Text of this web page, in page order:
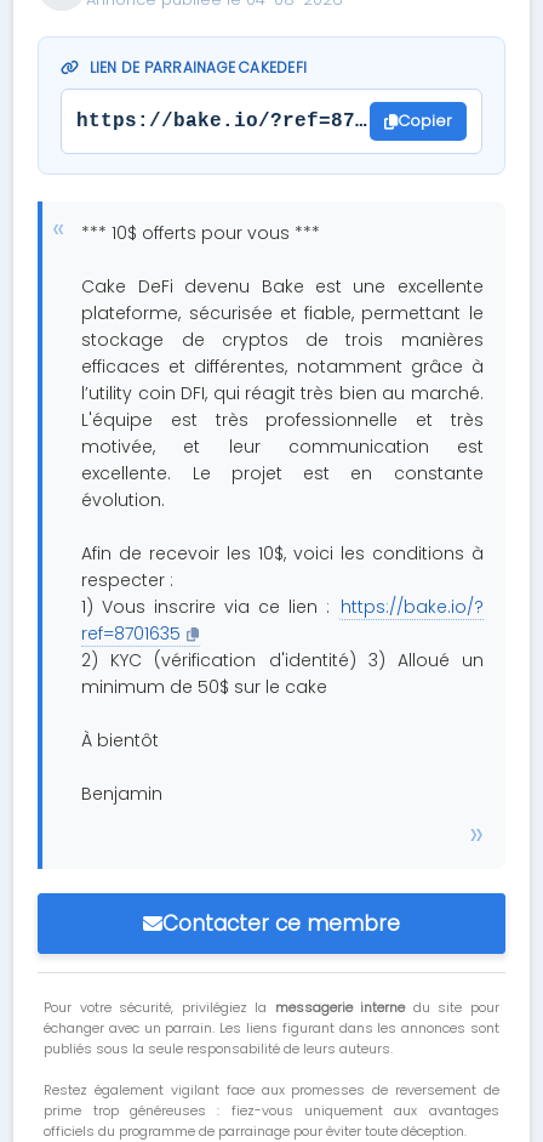
LIEN DE PARRAINAGE CAKEDEFI
https://bake.io/?ref=8701635Copier
*** 10$ offerts pour vous ***
Cake DeFi devenu Bake est une excellente
plateforme, sécurisée et fiable, permettant le
stockage de cryptos de trois manières
efficaces et différentes, notamment grâce à
l’utility coin DFI, qui réagit très bien au marché.
L'équipe est très professionnelle et très
motivée, et leur communication est
excellente. Le projet est en constante
évolution.
Afin de recevoir les 10$, voici les conditions à
respecter :
1) Vous inscrire via ce lien : https://bake.io/?
ref=8701635
2) KYC (vérification d'identité) 3) Alloué un
minimum de 50$ sur le cake
À bientôt
Benjamin
Contacter ce membre
Pour votre sécurité, privilégiez la messagerie internedu site pour
échanger avec un parrain. Les liens figurant dans les annonces sont
publiés sous la seule responsabilité de leurs auteurs.
Restez également vigilant face aux promesses de reversement de
prime trop généreuses : fiez-vous uniquement aux avantages
officiels du programme de parrainage pour éviter toute déception.